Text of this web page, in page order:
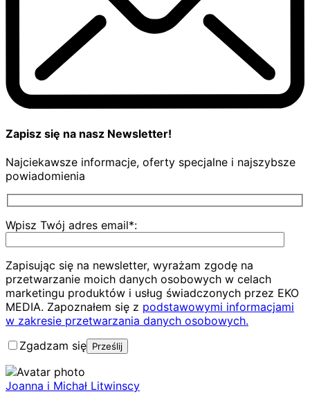
Zapisz się na nasz Newsletter!
Najciekawsze informacje, oferty specjalne i najszybsze
powiadomienia
Wpisz Twój adres email*:
Zapisując się na newsletter, wyrażam zgodę na
przetwarzanie moich danych osobowych w celach
marketingu produktów i usług świadczonych przez EKO
MEDIA. Zapoznałem się z podstawowymi informacjami
w zakresie przetwarzania danych osobowych.
Zgadzam się
Joanna i Michał Litwinscy